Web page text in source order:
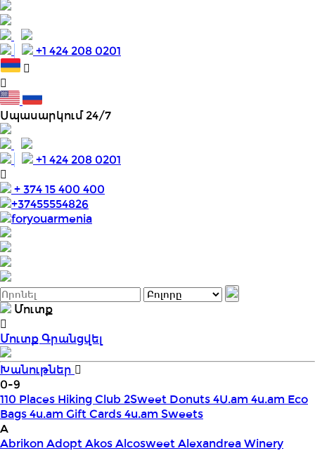
+1 424 208 0201
Սպասարկում 24/7
+1 424 208 0201
+ 374 15 400 400
+37455554826
foryouarmenia
Մուտք
ՄուտքԳրանցվել
Խանութներ
0-9
110 Places Hiking Club 2Sweet Donuts4U.am 4u.am Eco
Bags4u.am Gift Cards4u.am Sweets
A
AbrikonAdoptAkosAlcosweetAlexandrea Winery